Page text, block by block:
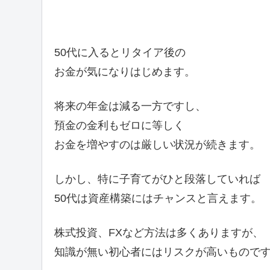
50代に入るとリタイア後の
お金が気になりはじめます。
将来の年金は減る一方ですし、
預金の金利もゼロに等しく
お金を増やすのは厳しい状況が続きます。
しかし、特に子育てがひと段落していれば
50代は資産構築にはチャンスと言えます。
株式投資、FXなど方法は多くありますが、
知識が無い初心者にはリスクが高いもので